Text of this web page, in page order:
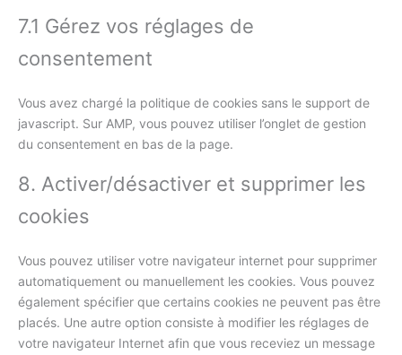
7.1 Gérez vos réglages de
consentement
Vous avez chargé la politique de cookies sans le support de
javascript. Sur AMP, vous pouvez utiliser l’onglet de gestion
du consentement en bas de la page.
8. Activer/désactiver et supprimer les
cookies
Vous pouvez utiliser votre navigateur internet pour supprimer
automatiquement ou manuellement les cookies. Vous pouvez
également spécifier que certains cookies ne peuvent pas être
placés. Une autre option consiste à modifier les réglages de
votre navigateur Internet afin que vous receviez un message